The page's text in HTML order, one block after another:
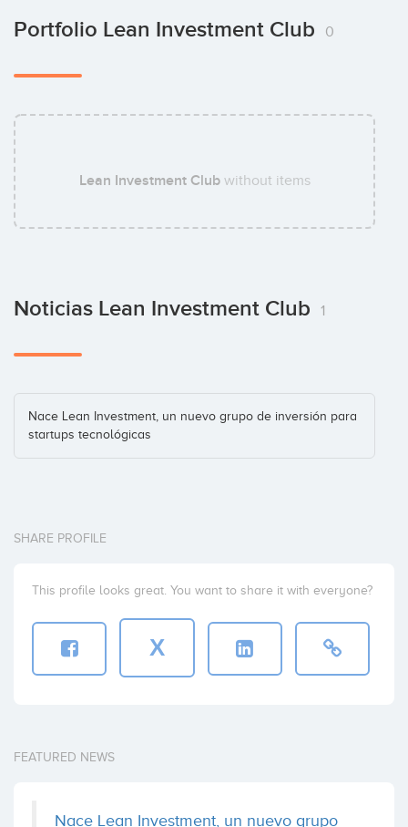
Portfolio Lean Investment Club 0
Lean Investment Clubwithout items
Noticias Lean Investment Club 1
Nace Lean Investment, un nuevo grupo de inversión para
startups tecnológicas
SHARE PROFILE
This profile looks great. You want to share it with everyone?
X
FEATURED NEWS
Nace Lean Investment, un nuevo grupo